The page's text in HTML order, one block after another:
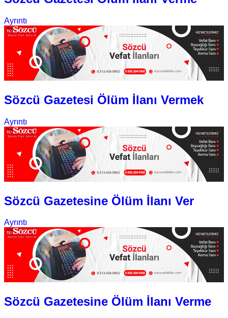
Ayrıntı
Sözcü Gazetesi Ölüm İlanı Vermek
Ayrıntı
Sözcü Gazetesine Ölüm İlanı Ver
Ayrıntı
Sözcü Gazetesine Ölüm İlanı Verme